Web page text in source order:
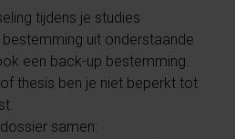
tijdens je studies
uit onderstaande
een back-up bestemming.
thesis ben je niet beperkt tot
samen: